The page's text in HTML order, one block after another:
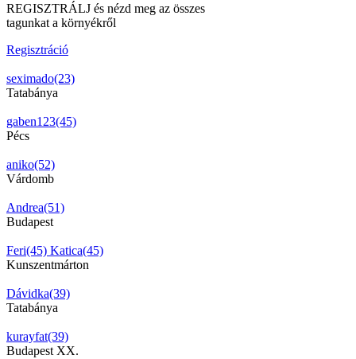
REGISZTRÁLJ és nézd meg az összes
tagunkat a környékről
Regisztráció
seximado(23)
Tatabánya
gaben123(45)
Pécs
aniko(52)
Várdomb
Andrea(51)
Budapest
Feri(45) Katica(45)
Kunszentmárton
Dávidka(39)
Tatabánya
kurayfat(39)
Budapest XX.